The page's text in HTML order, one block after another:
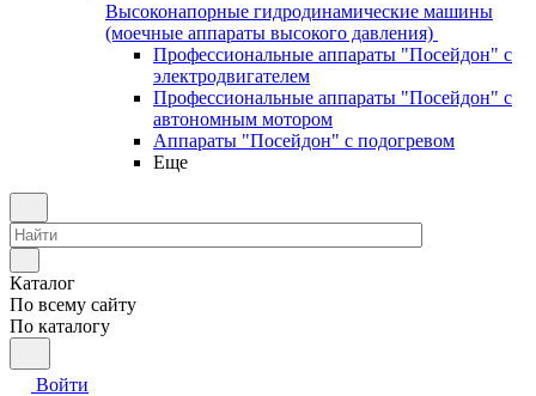
Высоконапорные гидродинамические машины
(моечные аппараты высокого давления)
Профессиональные аппараты "Посейдон" с
электродвигателем
Профессиональные аппараты "Посейдон" с
автономным мотором
Аппараты "Посейдон" с подогревом
Еще
Каталог
По всему сайту
По каталогу
Войти